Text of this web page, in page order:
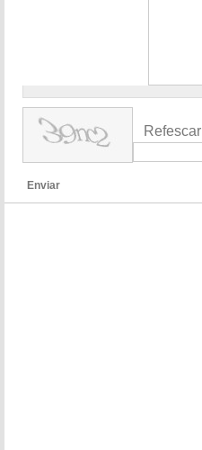
Refescar
Enviar